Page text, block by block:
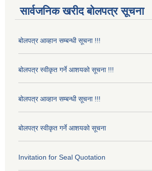
सार्वजनिक खरीद बोलपत्र सूचना
बोलपत्र आव्हान सम्बन्धी सूचना !!!
बोलपत्र स्वीकृत गर्ने आशयको सूचना !!!
बोलपत्र आव्हान सम्बन्धी सूचना !!!
बोलपत्र स्वीकृत गर्ने आशयको सूचना
Invitation for Seal Quotation